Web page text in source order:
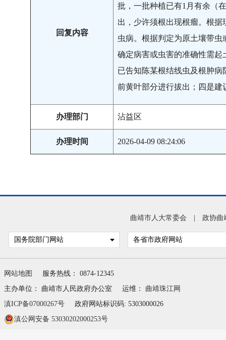
回复内容
批，一批种植已有1月有余（
出，少许须根出现根瘤。根
虫病。根据判定为原土壤带
确定病害或虫害的准确性需
已告知陈某根结线虫及根肿
前黄叶部分进行拔出；四是
办理部门 沾益区
办理时间 2026-04-09 08:24:06
曲靖市人大常委会 政协曲
国务院部门网站 各省市政府网站
网站地图
服务热线： 0874-12345
主办单位： 曲靖市人民政府办公室
运维： 曲靖珠江网
滇ICP备07000267号
政府网站标识码: 5303000026
滇公网安备 53030202000253号